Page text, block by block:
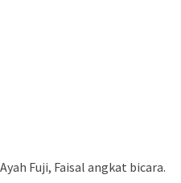
Fuji, Faisal angkat bicara.